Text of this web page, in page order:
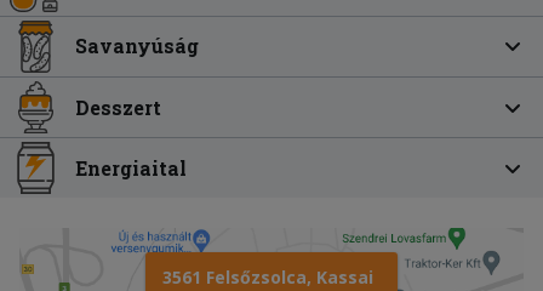
Savanyúság
Desszert
Energiaital
3561 Felsőzsolca, Kassai